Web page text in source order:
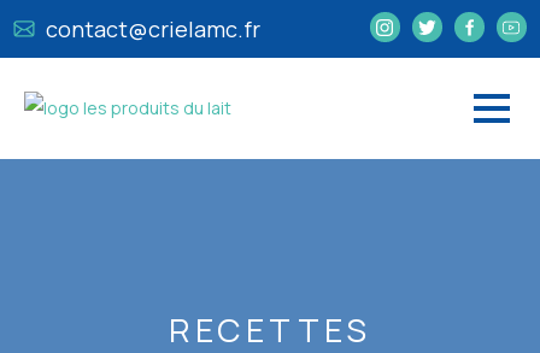
contact@crielamc.fr
RECETTES